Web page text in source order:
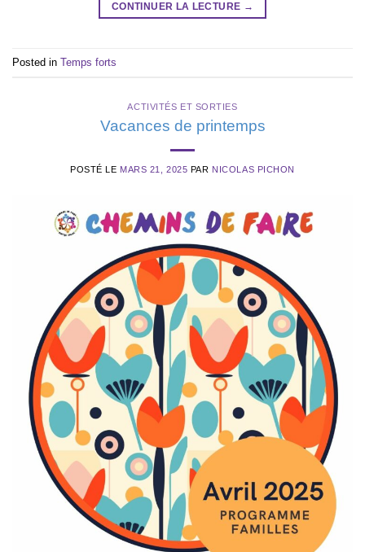
CONTINUER LA LECTURE →
Posted in Temps forts
ACTIVITÉS ET SORTIES
Vacances de printemps
POSTÉ LE MARS 21, 2025 PAR NICOLAS PICHON